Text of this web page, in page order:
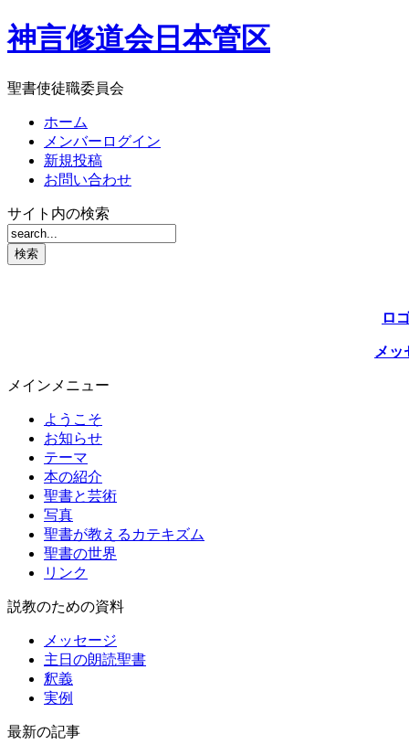
神言修道会日本管区
聖書使徒職委員会
ホーム
メンバーログイン
新規投稿
お問い合わせ
サイト内の検索
ロ
メッ
メインメニュー
ようこそ
お知らせ
テーマ
本の紹介
聖書と芸術
写真
聖書が教えるカテキズム
聖書の世界
リンク
説教のための資料
メッセージ
主日の朗読聖書
釈義
実例
最新の記事